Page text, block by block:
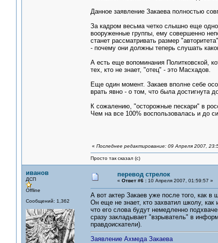
Данное заявление Закаева полностью
За кадром весьма четко слышно еще одно
вооруженные группы, ему совершенно
станет рассматривать размер
- почему они должны теперь слушать
А есть еще вопоминания Политковской,
тех, кто не знает, "отец" - это Масхадов.
Еще один момент. Закаев вполне себе
врать явно - о том, что была достигнута
К сожалению, "осторожные пескари" в
Чем на все 100% воспользовалась и до
« Последнее редактирование: 09 Апреля 2007,
Просто так сказал (с)
иванов
ДСП
Offline
Сообщений: 1,362
перевод стрелок
« Ответ #6 :10 Апреля 2007, 01:59:57 »
А вот актер Закаев уже после того, как в
Он еще не знает, кто захватил школу, как
что его слова будут немедленно
сразу закладывает "взрыватель" в
правдоискатели).
Заявление Ахмеда Закаева